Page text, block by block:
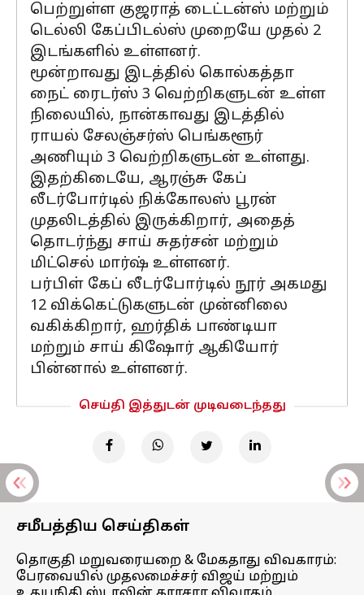
பெற்றுள்ள குஜராத் டைட்டன்ஸ் மற்றும்
டெல்லி கேப்பிடல்ஸ் முறையே முதல் 2
இடங்களில் உள்ளனர்.
மூன்றாவது இடத்தில் கொல்கத்தா
நைட் ரைடர்ஸ் 3 வெற்றிகளுடன் உள்ள
நிலையில், நான்காவது இடத்தில்
ராயல் சேலஞ்சர்ஸ் பெங்களூர்
அணியும் 3 வெற்றிகளுடன் உள்ளது.
இதற்கிடையே, ஆரஞ்சு கேப்
லீடர்போர்டில் நிக்கோலஸ் பூரன்
முதலிடத்தில் இருக்கிறார், அதைத்
தொடர்ந்து சாய் சுதர்சன் மற்றும்
மிட்செல் மார்ஷ் உள்ளனர்.
பர்பிள் கேப் லீடர்போர்டில் நூர் அகமது
12 விக்கெட்டுகளுடன் முன்னிலை
வகிக்கிறார், ஹர்திக் பாண்டியா
மற்றும் சாய் கிஷோர் ஆகியோர்
பின்னால் உள்ளனர்.
செய்தி இத்துடன் முடிவடைந்தது
சமீபத்திய செய்திகள்
தொகுதி மறுவரையறை & மேகதாது விவகாரம்:
பேரவையில் முதலமைச்சர் விஜய் மற்றும்